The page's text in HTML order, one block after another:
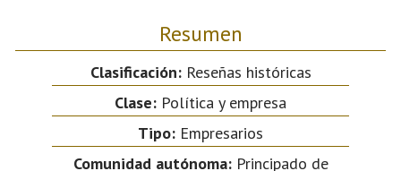
Resumen
Clasificación:Reseñas históricas
Clase: Política y empresa
Tipo: Empresarios
Comunidad autónoma:Principado de